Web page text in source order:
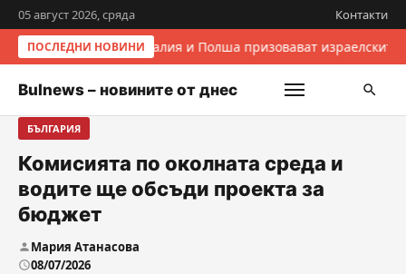
05 август 2026, сряда Контакти
ПОСЛЕДНИ НОВИНИИталия и Полша призовават
Bulnews – новините от днес
БЪЛГАРИЯ
Комисията по околната среда и
водите ще обсъди проекта за
бюджет
Мария Атанасова
08/07/2026